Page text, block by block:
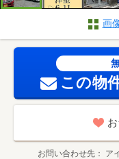
画
この物
お問い合わせ先 ア